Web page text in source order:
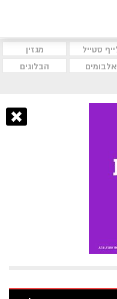
סטייל
מגזין
אלבומים
הבלוגים